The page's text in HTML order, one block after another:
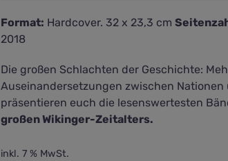
Format: Hardcover. 32 x 23,3 cm
2018
Die großen Schlachten der Geschichte:
Auseinandersetzungen zwischen
präsentieren euch die lesenswertesten
großen Wikinger-Zeitalters.
inkl. 7 % MwSt.